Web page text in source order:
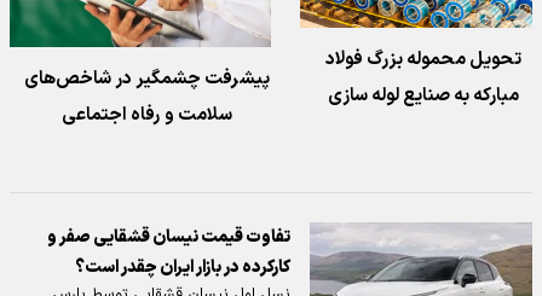
تحویل محموله بزرگ فولاد
مبارکه به صنایع لوله سازی
پیشرفت چشمگیر در شاخص‌های
سلامت و رفاه اجتماعی
تفاوت قیمت نیسان قشقایی صفر و
کارکرده در بازار ایران چقدر است؟